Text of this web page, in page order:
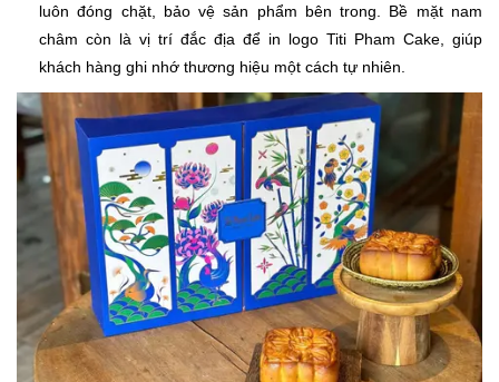
luôn đóng chặt, bảo vệ sản phẩm bên trong. Bề mặt nam
châm còn là vị trí đắc địa để in logo Titi Pham Cake, giúp
khách hàng ghi nhớ thương hiệu một cách tự nhiên.